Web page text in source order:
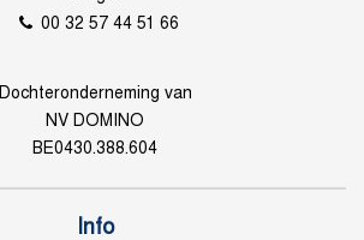
00 32 57 44 51 66
Dochteronderneming van
NV DOMINO
BE0430.388.604
Info